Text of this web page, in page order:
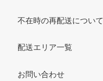
不在時の再配送について
配送エリア一覧
お問い合わせ